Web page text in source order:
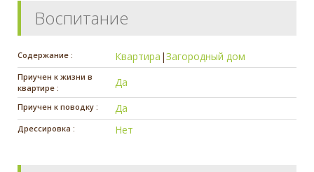
Воспитание
Содержание : Квартира |Загородный дом
Приучен к жизни в
квартире :
Да
Приучен к поводку : Да
Дрессировка : Нет